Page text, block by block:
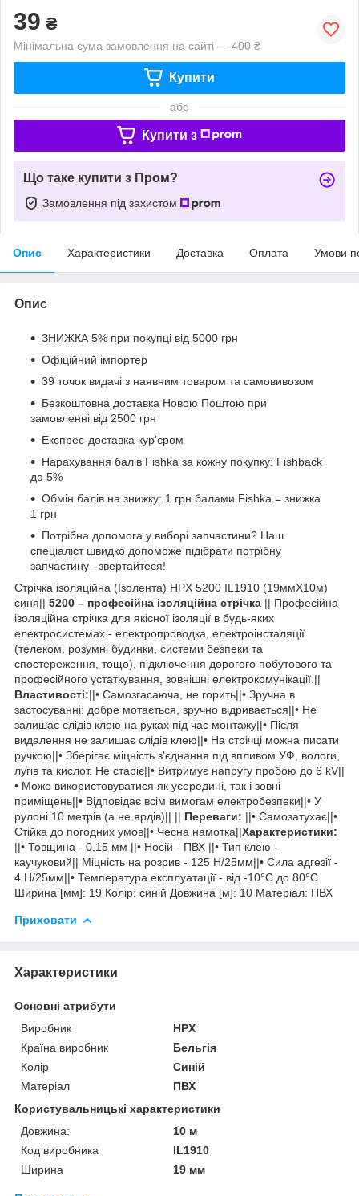
39 ₴
Мінімальна сума замовлення на сайті — 400 ₴
Купити
або
Купити з
Що таке купити з Пром?
Замовлення під захистом
Опис Характеристики Доставка Оплата Умови
Опис
ЗНИЖКА 5% при покупці від 5000 грн
Офіційний імпортер
39 точок видачі з наявним товаром та самовивозом
Безкоштовна доставка Новою Поштою при
замовленні від 2500 грн
Експрес-доставка кур’єром
Нарахування балів Fishka за кожну покупку: Fishback
до 5%
Обмін балів на знижку: 1 грн балами Fishka = знижка
1 грн
Потрібна допомога у виборі запчастини? Наш
спеціаліст швидко допоможе підібрати потрібну
запчастину– звертайтеся!
Стрічка ізоляційна (Ізолента) HPX 5200 IL1910 (19ммХ10м)
синя|| 5200 – професійна ізоляційна стрічка || Професійна
ізоляційна стрічка для якісної ізоляції в будь-яких
електросистемах - електропроводка, електроінсталяції
(телеком, розумні будинки, системи безпеки та
спостереження, тощо), підключення дорогого побутового та
професійного устаткування, зовнішні електрокомунікації.||
Властивості:||• Самозгасаюча, не горить||• Зручна в
застосуванні: добре мотається, зручно відривається||• Не
залишає слідів клею на руках під час монтажу||• Після
видалення не залишає слідів клею||• На стрічці можна писати
ручкою||• Зберігає міцність з'єднання під впливом УФ, вологи,
лугів та кислот. Не старіє||• Витримує напругу пробою до 6 kV||
• Може використовуватися як усередині, так і зовні
приміщень||• Відповідає всім вимогам електробезпеки||• У
рулоні 10 метрів (а не ярдів)|| || Переваги: ||• Самозатухає||•
Стійка до погодних умов||• Чесна намотка||Характеристики:
||• Товщина - 0,15 мм ||• Носій - ПВХ ||• Тип клею -
каучуковий|| Міцність на розрив - 125 Н/25мм||• Сила адгезії -
4 Н/25мм||• Температура експлуатації - від -10°C до 80°C
Ширина [мм]: 19 Колір: синій Довжина [м]: 10 Матеріал: ПВХ
Приховати
Характеристики
Основні атрибути
Виробник
HPX
Країна виробник
Бельгія
Колір
Синій
Матеріал
ПВХ
Користувальницькі характеристики
Довжина:
10 м
Код виробника
IL1910
Ширина
19 мм